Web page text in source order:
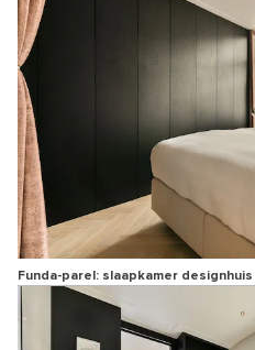
Funda-parel: slaapkamer designhuis